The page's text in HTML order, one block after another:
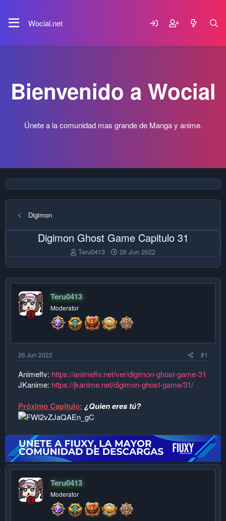
Wocial.net
Bienvenido a Wocial
Únete a la comunidad mas grande de Manga y anime.
Digimon
Digimon Ghost Game Capitulo 31
A
u
t
o
Teru0413
F
e
c
h
n
c
o
26 Jun 2022
Teru0413
Moderator
26 Jun 2022 #1
Animeflv: https://animeflv.net/ver/digimon-ghost-game-31
JKanime: https://jkanime.net/digimon-ghost-game/31/
Próximo Capitulo: ¿Quien eres tú?
Teru0413
Moderator